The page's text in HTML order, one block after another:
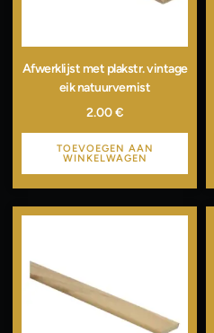
Afwerklijst met plakstr. vintage
eik natuurvernist
2.00€
TOEVOEGEN AAN
WINKELWAGEN